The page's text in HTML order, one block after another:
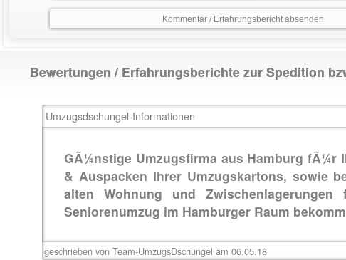
Bewertungen / Erfahrungsberichte zur Spedition
Umzugsdschungel-Informationen
GÃ¼nstige Umzugsfirma aus Hamburg fÃ¼r
& Auspacken Ihrer Umzugskartons, sowie
alten Wohnung und
Seniorenumzug im Hamburger Raum
geschrieben von Team-UmzugsDschungel am 06.05.18